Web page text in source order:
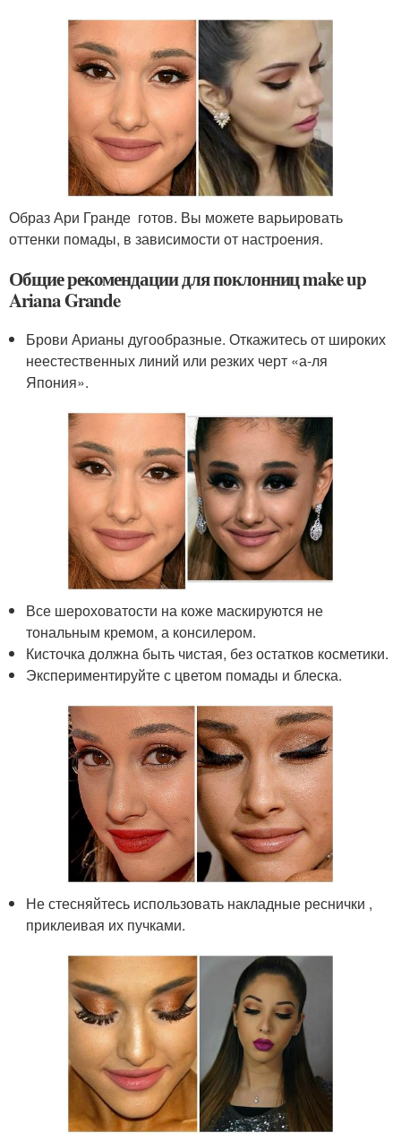
Образ Ари Гранде готов. Вы можете варьировать
оттенки помады, в зависимости от настроения.
Общие рекомендации для поклонниц make up
Ariana Grande
Брови Арианы дугообразные. Откажитесь от широких
неестественных линий или резких черт «а-ля
Япония».
Все шероховатости на коже маскируются не
тональным кремом, а консилером.
Кисточка должна быть чистая, без остатков косметики.
Экспериментируйте с цветом помады и блеска.
Не стесняйтесь использовать накладные реснички ,
приклеивая их пучками.